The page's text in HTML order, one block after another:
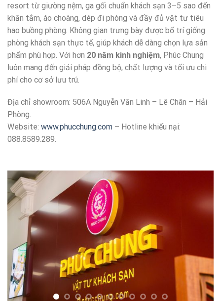
resort từ giường nệm, ga gối chuẩn khách sạn 3–5 sao đến
khăn tắm, áo choàng, dép đi phòng và đầy đủ vật tư tiêu
hao buồng phòng. Không gian trưng bày được bố trí giống
phòng khách sạn thực tế, giúp khách dễ dàng chọn lựa sản
phẩm phù hợp. Với hơn 20 năm kinh nghiệm, Phúc Chung
luôn mang đến giải pháp đồng bộ, chất lượng và tối ưu chi
phí cho cơ sở lưu trú.
Địa chỉ showroom: 506A Nguyễn Văn Linh – Lê Chân – Hải
Phòng.
Website: www.phucchung.com – Hotline khiếu nại:
088.8589.289.